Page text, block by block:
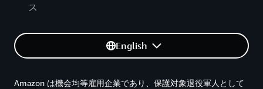
ス
English
Amazon は機会均等雇用企業であり、保護対象退役軍人として